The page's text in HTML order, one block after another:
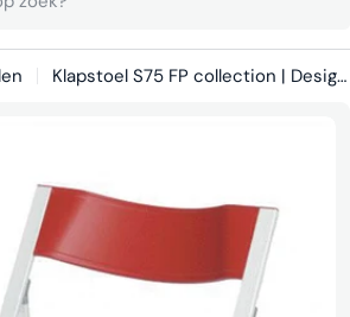
Klapstoel S75 FP collection | Design klapstoel